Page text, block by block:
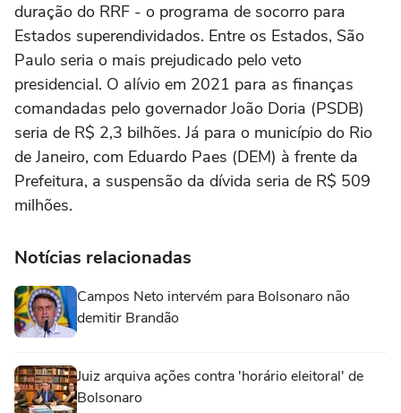
duração do RRF - o programa de socorro para
Estados superendividados. Entre os Estados, São
Paulo seria o mais prejudicado pelo veto
presidencial. O alívio em 2021 para as finanças
comandadas pelo governador João Doria (PSDB)
seria de R$ 2,3 bilhões. Já para o município do Rio
de Janeiro, com Eduardo Paes (DEM) à frente da
Prefeitura, a suspensão da dívida seria de R$ 509
milhões.
Notícias relacionadas
Campos Neto intervém para Bolsonaro não
demitir Brandão
Juiz arquiva ações contra 'horário eleitoral' de
Bolsonaro